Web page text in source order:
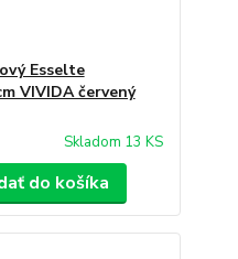
Esselte
VIVIDA červený
Skladom 13 KS
do košíka